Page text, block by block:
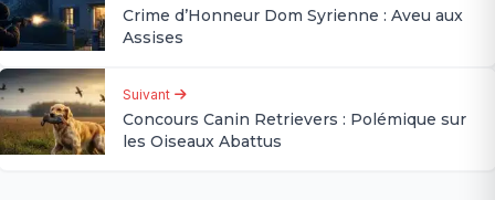
Crime d’Honneur Dom Syrienne : Aveu aux
Assises
Suivant
Concours Canin Retrievers : Polémique sur
les Oiseaux Abattus